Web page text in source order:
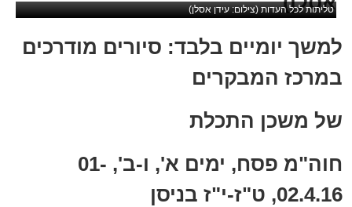
טליתות לכל העדות (צילום: עידן אסלן)
למשך יומיים בלבד: סיורים מודרכים
במרכז המבקרים
של משכן התכלת
חוה"מ פסח, ימים א', ו-ב', 01-
02.4.16, ט"ז-י"ז בניסן